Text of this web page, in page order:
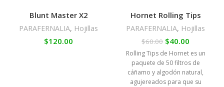
Blunt Master X2
PARAFERNALIA, Hojillas
$120.00
Hornet Rolling Tips
PARAFERNALIA, Hojillas
$60.00 $40.00
Rolling Tips de Hornet es un
paquete de 50 filtros de
cáñamo y algodón natural,
agujereados para que su